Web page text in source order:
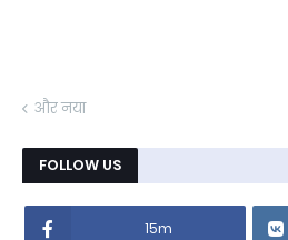
और नया
FOLLOW US
15m